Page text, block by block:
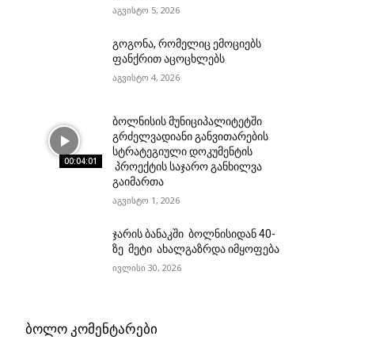
აგვისტო 5, 2026
გოგონა, რომელიც ემოციებს
ფანქრით აცოცხლებს
აგვისტო 4, 2026
00:04:01
ბოლნისის მუნიციპალიტეტში
გრძელვადიანი განვითარების
სტრატეგიული დოკუმენტის
პროექტის საჯარო განხილვა
გაიმართა
აგვისტო 1, 2026
ჯარის ბანაკში ბოლნისიდან 40-
ზე მეტი ახალგაზრდა იმყოფება
ივლისი 30, 2026
ᲑᲝᲚᲝ ᲙᲝᲛᲔᲜᲢᲐᲠᲔᲑᲘ